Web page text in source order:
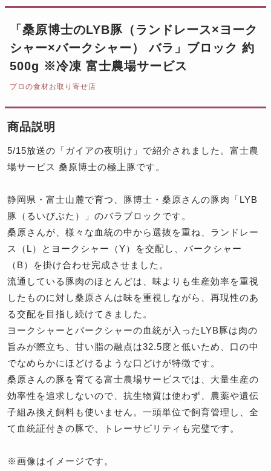
「桑原博士のLYB豚（ランドレース×ヨーク
シャー×バークシャー） バラ」ブロック 約
500g ※冷凍 富士農場サービス
プロの食材お取り寄せ店
商品説明
5/15放送の「ガイアの夜明け」で紹介されました。富士農
場サービス 桑原博士の極上豚です。
静岡県・富士山麓で育つ、豚博士・桑原さんの豚肉「LYB
豚（るいびぶた）」のバラブロックです。
桑原さんが、様々な血統の中から選抜を重ね、ランドレー
ス（L）とヨークシャー（Y）を交配し、バークシャー
（B）を掛け合わせ完成させました。
流通している豚肉のほとんどは、味よりも生産効率を重視
したものに対し桑原さんは味を重視しながら、再現性のあ
る交配を目指し続けてきました。
ヨークシャーとバークシャーの血統が入ったLYB豚は肉の
旨みが際立ち、甘い脂の融点は32.5度と低いため、口の中
でなめらかにほどけるような口どけが特徴です。
桑原さんの豚を育てる富士農場サービスでは、大量生産の
効率性を追求しないので、抗生物質は使わず、農薬や遺伝
子組み換え飼料も使いません。一頭単位で飼育管理し、全
て血統証付きの豚で、トレーサビリティも完璧です。
※画像はイメージです。